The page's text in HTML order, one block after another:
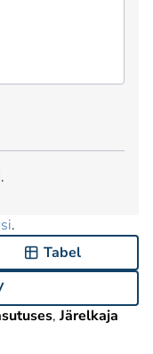
.
.
Tabel
Järelkaja